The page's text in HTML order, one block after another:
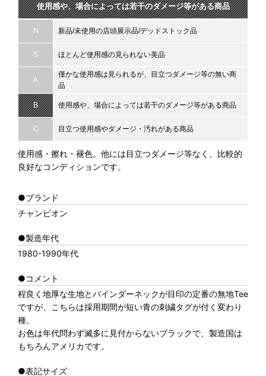
使用感や、場合によっては若干のダメージ等がある商品
N 新品/未使用の店頭展示品/デッドストック品
S ほとんど使用感の見られない美品
A
僅かな使用感は見られるが、目立つダメージ等の無い商
品
B 使用感や、場合によっては若干のダメージ等がある商品
C 目立つ使用感やダメージ・汚れがある商品
使用感・擦れ・褪色。他には目立つダメージ等なく、比較的
良好なコンディションです。
●ブランド
チャンピオン
●製造年代
1980-1990年代
●コメント
程良く地厚な生地とバインダーネックが目印の定番の無地Tee
ですが、こちらは採用期間が短い青の刺繍タグが付く変わり
種。
お色は年代問わず滅多に見付からないブラックで、製造国は
もちろんアメリカです。
●表記サイズ